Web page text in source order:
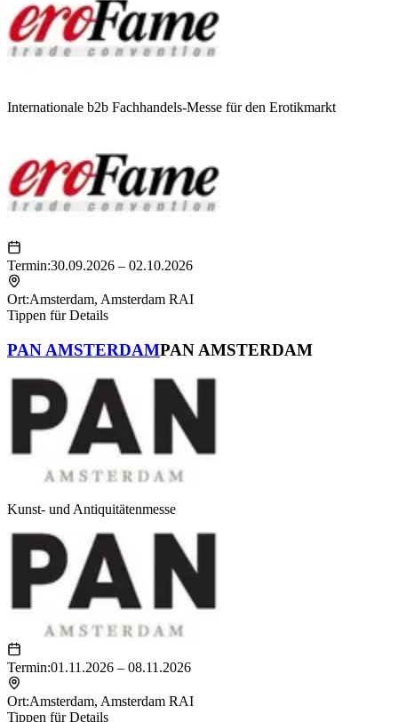
Internationale b2b Fachhandels-Messe für den Erotikmarkt
Termin:30.09.2026 – 02.10.2026
Ort:Amsterdam, Amsterdam RAI
Tippen für Details
PAN AMSTERDAMPAN AMSTERDAM
Kunst- und Antiquitätenmesse
Termin:01.11.2026 – 08.11.2026
Ort:Amsterdam, Amsterdam RAI
Tippen für Details